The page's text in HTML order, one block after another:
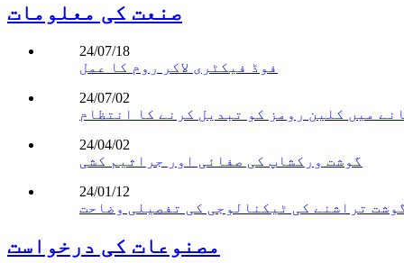
صنعت کی معلومات
24/07/18
فوڈ فیکٹری لاکر روم کا عمل
24/07/02
24/04/02
گوشت ورکشاپ کی صفائی اور جراثیم کشی
24/01/12
مصنوعات کی درخواست